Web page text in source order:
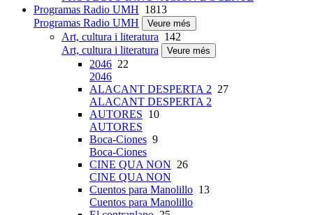
Programas Radio UMH 1813
Programas Radio UMH
Veure més
Art, cultura i literatura 142
Art, cultura i literatura
Veure més
2046 22
2046
ALACANT DESPERTA 2 27
ALACANT DESPERTA 2
AUTORES 10
AUTORES
Boca-Ciones 9
Boca-Ciones
CINE QUA NON 26
CINE QUA NON
Cuentos para Manolillo 13
Cuentos para Manolillo